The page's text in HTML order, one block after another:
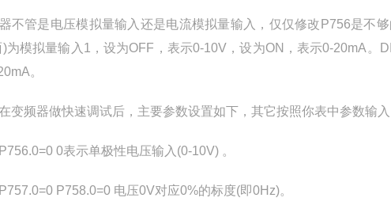
不管是电压模拟量输入还是电流模拟量输入，仅仅修改P756是不
)为模拟量输入1，设为OFF，表示0-10V，设为ON，表示0-20mA。
。
器做快速调试后，主要参数设置如下，其它按照你表中参数输入
0表示单极性电压输入(0-10V) 。
P758.0=0 电压0V对应0%的标度(即0Hz)。